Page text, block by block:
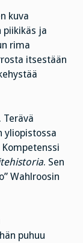
kuva
piikikäs ja
rima
itsestään
yliopistossa
. Sen
Wahlroosin
puhuu